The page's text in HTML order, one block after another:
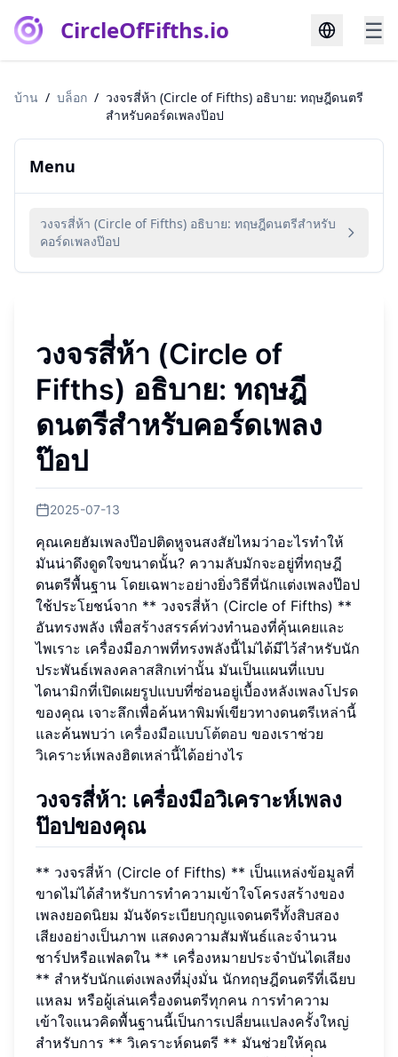
CircleOfFifths.io ☰
บ้าน / บล็อก / วงจรสี่ห้า (Circle of Fifths) อธิบาย: ทฤษฎีดนตรี
สำหรับคอร์ดเพลงป๊อป
Menu
วงจรสี่ห้า (Circle of Fifths) อธิบาย: ทฤษฎีดนตรีสำหรับ
คอร์ดเพลงป๊อป
วงจรสี่ห้า (Circle of
Fifths) อธิบาย: ทฤษฎี
ดนตรีสำหรับคอร์ดเพลง
ป๊อป
2025-07-13
คุณเคยฮัมเพลงป๊อปติดหูจนสงสัยไหมว่าอะไรทำให้
มันน่าดึงดูดใจขนาดนั้น? ความลับมักจะอยู่ที่ทฤษฎี
ดนตรีพื้นฐาน โดยเฉพาะอย่างยิ่งวิธีที่นักแต่งเพลงป๊อป
ใช้ประโยชน์จาก ** วงจรสี่ห้า (Circle of Fifths) **
อันทรงพลัง เพื่อสร้างสรรค์ท่วงทำนองที่คุ้นเคยและ
ไพเราะ เครื่องมือภาพที่ทรงพลังนี้ไม่ได้มีไว้สำหรับนัก
ประพันธ์เพลงคลาสสิกเท่านั้น มันเป็นแผนที่แบบ
ไดนามิกที่เปิดเผยรูปแบบที่ซ่อนอยู่เบื้องหลังเพลงโปรด
ของคุณ เจาะลึกเพื่อค้นหาพิมพ์เขียวทางดนตรีเหล่านี้
และค้นพบว่า เครื่องมือแบบโต้ตอบ ของเราช่วย
วิเคราะห์เพลงฮิตเหล่านี้ได้อย่างไร
วงจรสี่ห้า: เครื่องมือวิเคราะห์เพลง
ป๊อปของคุณ
** วงจรสี่ห้า (Circle of Fifths) ** เป็นแหล่งข้อมูลที่
ขาดไม่ได้สำหรับการทำความเข้าใจโครงสร้างของ
เพลงยอดนิยม มันจัดระเบียบกุญแจดนตรีทั้งสิบสอง
เสียงอย่างเป็นภาพ แสดงความสัมพันธ์และจำนวน
ชาร์ปหรือแฟลตใน ** เครื่องหมายประจำบันไดเสียง
** สำหรับนักแต่งเพลงที่มุ่งมั่น นักทฤษฎีดนตรีที่เฉียบ
แหลม หรือผู้เล่นเครื่องดนตรีทุกคน การทำความ
เข้าใจแนวคิดพื้นฐานนี้เป็นการเปลี่ยนแปลงครั้งใหญ่
สำหรับการ ** วิเคราะห์ดนตรี ** มันช่วยให้คุณ